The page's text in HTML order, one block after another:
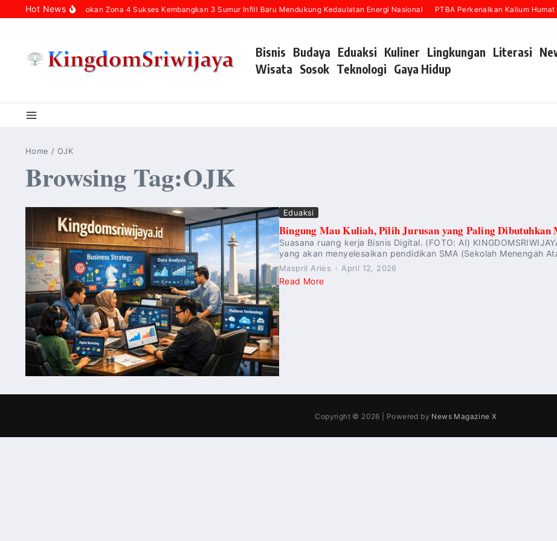
Skip to content
Hot News
Pertamina Hulu Rokan Zona 4 Sukses Kembangkan 3 Sumur Infill Baru Mendukung Kedaulatan Energi Nasional PTBA Perkenalkan Kalium Humat
Bisnis Budaya Eduaksi Kuliner Lingkungan Literasi
Wisata Sosok Teknologi Gaya Hidup
Home / OJK
Browsing Tag:OJK
Eduaksi
Bingung Mau Kuliah, Pilih Jurusan yang Paling Dibutuhkan
Suasana ruang kerja Bisnis Digital. (FOTO: AI)
yang akan menyelesaikan pendidikan SMA (Sekolah Menengah
Maspril Aries April 12, 2026
Read More
Copyright © 2026 | Powered by News Magazine X